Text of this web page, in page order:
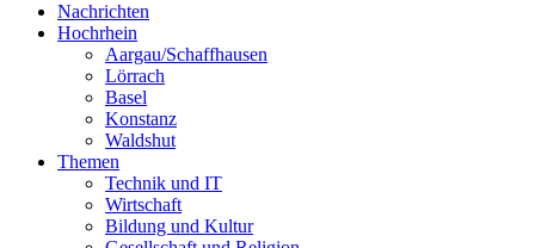
Nachrichten
Hochrhein
Aargau/Schaffhausen
Lörrach
Basel
Konstanz
Waldshut
Themen
Technik und IT
Wirtschaft
Bildung und Kultur